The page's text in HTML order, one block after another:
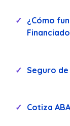
¿Cómo
Seguro
Cotiza